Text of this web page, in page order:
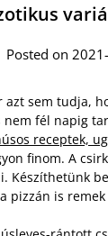
Posted on
azt sem tudja,
nem fél napig
receptek,
finom. A
Készíthetünk
pizzán is